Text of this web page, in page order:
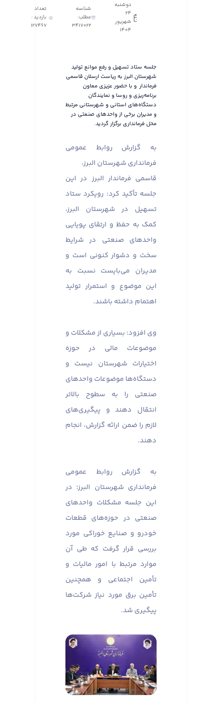
دوشنبه
24
شهریور
1404
شناسه
مطلب:
3417022
تعداد
بازدید :
127467
جلسه ستاد تسهیل و رفع موانع تولید
شهرستان البرز به ریاست ارسلان قاسمی
فرماندار و با حضور عزیزی معاون
برنامه‌ریزی و روسا و نمایندگان
دستگاه‌های استانی و شهرستانی مرتبط
و مدیران برخی از واحدهای صنعتی در
محل فرمانداری برگزار گردید.
به گزارش روابط عمومی
فرمانداری شهرستان البرز،
قاسمی فرماندار البرز در این
جلسه تأکید کرد: رویکرد ستاد
تسهیل در شهرستان البرز،
کمک به حفظ و ارتقای پویایی
واحدهای صنعتی در شرایط
سخت و دشوار کنونی است و
مدیران می‌بایست نسبت به
این موضوع و استمرار تولید
اهتمام داشته باشند.
وی افزود: بسیاری از مشکلات و
موضوعات مالی در حوزه
اختیارات شهرستان نیست و
دستگاه‌ها موضوعات واحدهای
صنعتی را به سطوح بالاتر
انتقال دهند و پیگیری‌های
لازم را ضمن ارائه گزارش، انجام
دهند.
به گزارش روابط عمومی
فرمانداری شهرستان البرز؛ در
این جلسه مشکلات واحدهای
صنعتی در حوزه‌های قطعات
خودرو و صنایع خوراکی مورد
بررسی قرار گرفت که طی آن
موارد مرتبط با امور مالیات و
تأمین اجتماعی و همچنین
تأمین برق مورد نیاز شرکت‌ها
پیگیری شد.